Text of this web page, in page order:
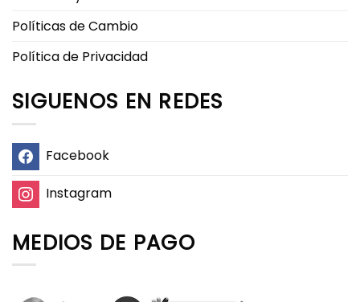
Políticas de Cambio
Política de Privacidad
SIGUENOS EN REDES
Facebook
Instagram
MEDIOS DE PAGO